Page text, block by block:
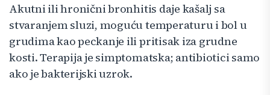
Akutni ili hronični bronhitis daje kašalj sa
stvaranjem sluzi, moguću temperaturu i bol u
grudima kao peckanje ili pritisak iza grudne
kosti. Terapija je simptomatska; antibiotici samo
ako je bakterijski uzrok.